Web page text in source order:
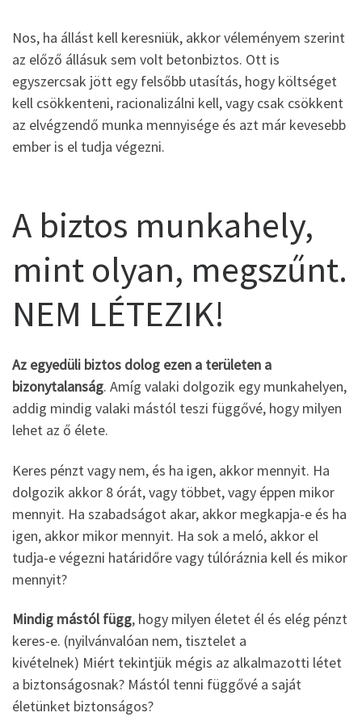
Nos, ha állást kell keresniük, akkor véleményem szerint
az előző állásuk sem volt betonbiztos. Ott is
egyszercsak jött egy felsőbb utasítás, hogy költséget
kell csökkenteni, racionalizálni kell, vagy csak csökkent
az elvégzendő munka mennyisége és azt már kevesebb
ember is el tudja végezni.
A biztos munkahely,
mint olyan, megszűnt.
NEM LÉTEZIK!
Az egyedüli biztos dolog ezen a területen a
bizonytalanság. Amíg valaki dolgozik egy munkahelyen,
addig mindig valaki mástól teszi függővé, hogy milyen
lehet az ő élete.
Keres pénzt vagy nem, és ha igen, akkor mennyit. Ha
dolgozik akkor 8 órát, vagy többet, vagy éppen mikor
mennyit. Ha szabadságot akar, akkor megkapja-e és ha
igen, akkor mikor mennyit. Ha sok a meló, akkor el
tudja-e végezni határidőre vagy túlóráznia kell és mikor
mennyit?
Mindig mástól függ, hogy milyen életet él és elég pénzt
keres-e. (nyilvánvalóan nem, tisztelet a
kivételnek) Miért tekintjük mégis az alkalmazotti létet
a biztonságosnak? Mástól tenni függővé a saját
életünket biztonságos?